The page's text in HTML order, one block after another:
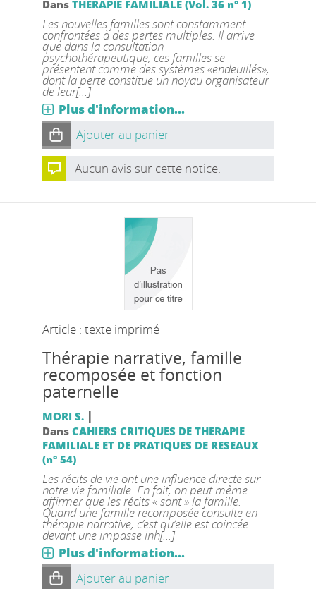
Dans THERAPIE FAMILIALE (Vol. 36 n° 1)
Les nouvelles familles sont constamment
confrontées à des pertes multiples. Il arrive
que dans la consultation
psychothérapeutique, ces familles se
présentent comme des systèmes «endeuillés»,
dont la perte constitue un noyau organisateur
de leur[...]
Plus d'information...
Ajouter au panier
Aucun avis sur cette notice.
Article : texte imprimé
Thérapie narrative, famille
recomposée et fonction
paternelle
MORI S. |
Dans CAHIERS CRITIQUES DE THERAPIE
FAMILIALE ET DE PRATIQUES DE RESEAUX
(n° 54)
Les récits de vie ont une influence directe sur
notre vie familiale. En fait, on peut même
affirmer que les récits « sont » la famille.
Quand une famille recomposée consulte en
thérapie narrative, c’est qu’elle est coincée
devant une impasse inh[...]
Plus d'information...
Ajouter au panier